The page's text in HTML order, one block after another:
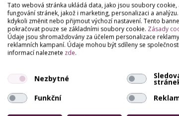
Tato webová stránka ukládá data, jako jsou soubory
fungování stránek, jakož i marketing, personalizaci a
kdykoli změnit nebo přijmout výchozí nastavení. Tento
pokračovat pouze se základními soubory cookie. Zásady
Údaje jsou shromažďovány za účelem personalizace
reklamních kampaní. Údaje mohou být sdíleny se
informací naleznete zde.
Nezbytné
Funkční